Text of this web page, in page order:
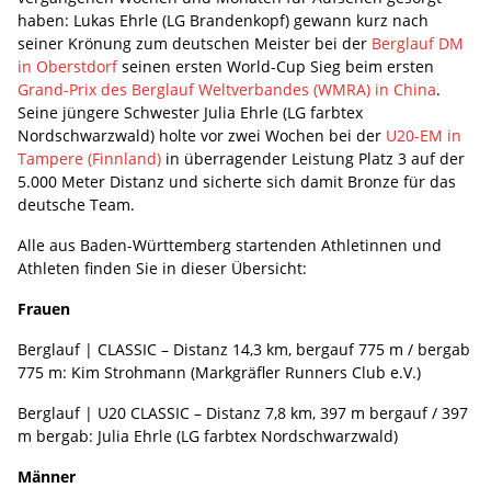
haben: Lukas Ehrle (LG Brandenkopf) gewann kurz nach
seiner Krönung zum deutschen Meister bei der Berglauf DM
in Oberstdorfseinen ersten World-Cup Sieg beim ersten
Grand-Prix des Berglauf Weltverbandes (WMRA) in China.
Seine jüngere Schwester Julia Ehrle (LG farbtex
Nordschwarzwald) holte vor zwei Wochen bei der U20-EM in
Tampere (Finnland) in überragender Leistung Platz 3 auf der
5.000 Meter Distanz und sicherte sich damit Bronze für das
deutsche Team.
Alle aus Baden-Württemberg startenden Athletinnen und
Athleten finden Sie in dieser Übersicht:
Frauen
Berglauf | CLASSIC – Distanz 14,3 km, bergauf 775 m / bergab
775 m: Kim Strohmann (Markgräfler Runners Club e.V.)
Berglauf | U20 CLASSIC – Distanz 7,8 km, 397 m bergauf / 397
m bergab: Julia Ehrle (LG farbtex Nordschwarzwald)
Männer